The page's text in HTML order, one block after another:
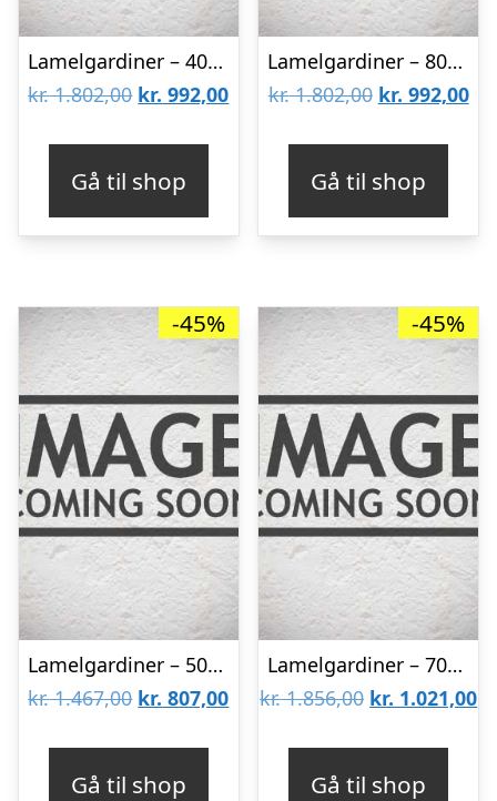
Lamelgardiner – 40×90 – Beige
kr.1.802,00 Den
kr. 1.802,00.
kr. 992,00Den
kr. 992,00.
Gå til shop
Lamelgardiner – 80×80 – Beige
kr.1.802,00 Den
kr. 1.802,00.
kr. 992,00
kr.
Gå til shop
-45%
Lamelgardiner – 50×80 – Beige
kr.1.467,00 Den
kr. 807,00Den
Gå til shop
-45%
Lamelgardiner – 70×140 – Beige
kr.1.856,00 Den
kr. 1.021,00
Gå til shop